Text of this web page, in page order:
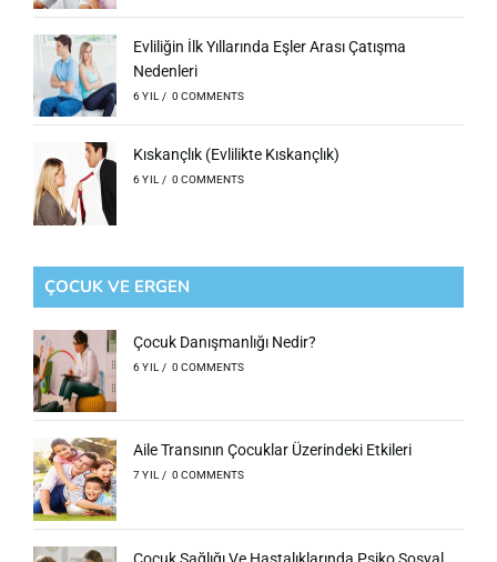
Evliliğin İlk Yıllarında Eşler Arası Çatışma
Nedenleri
6 YIL / 0 COMMENTS
Kıskançlık (Evlilikte Kıskançlık)
6 YIL / 0 COMMENTS
ÇOCUK VE ERGEN
Çocuk Danışmanlığı Nedir?
6 YIL / 0 COMMENTS
Aile Transının Çocuklar Üzerindeki Etkileri
7 YIL / 0 COMMENTS
Çocuk Sağlığı Ve Hastalıklarında Psiko Sosyal